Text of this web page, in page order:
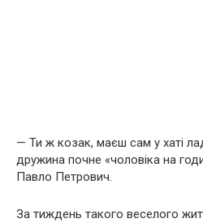
— Ти ж козак, маєш сам у хаті
дружина почне «чоловіка на
Павло Петрович.
За тиждень такого веселого